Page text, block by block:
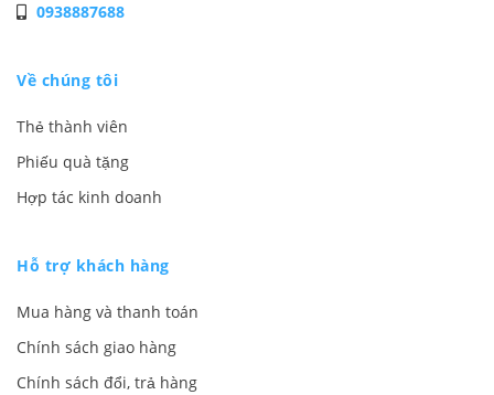
0938887688
Về chúng tôi
Thẻ thành viên
Phiếu quà tặng
Hợp tác kinh doanh
Hỗ trợ khách hàng
Mua hàng và thanh toán
Chính sách giao hàng
Chính sách đổi, trả hàng